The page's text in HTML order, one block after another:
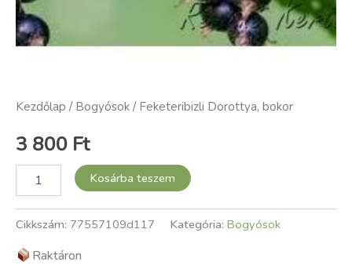
Kezdőlap / Bogyósok / Feketeribizli Dorottya, bokor
3 800 Ft
Kosárba teszem
Cikkszám: 77557109d117 Kategória: Bogyósok
Raktáron